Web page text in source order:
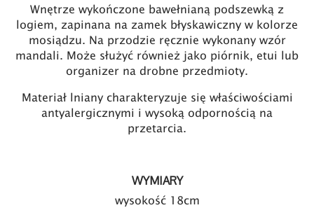
Wnętrze wykończone bawełnianą podszewką z
logiem, zapinana na zamek błyskawiczny w kolorze
mosiądzu. Na przodzie ręcznie wykonany wzór
mandali. Może służyć również jako piórnik, etui lub
organizer na drobne przedmioty.
Materiał lniany charakteryzuje się właściwościami
antyalergicznymi i wysoką odpornością na
przetarcia.
WYMIARY
wysokość 18cm